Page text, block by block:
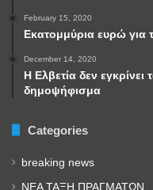
February 15, 2020
Εκατομμύρια ευρώ
December 14, 2020
Η Ελβετία δεν εγκρίνει
δημοψήφισμα
Categories
breaking news
NEA TAΞΗ ΠΡΑΓΜΑΤΩΝ